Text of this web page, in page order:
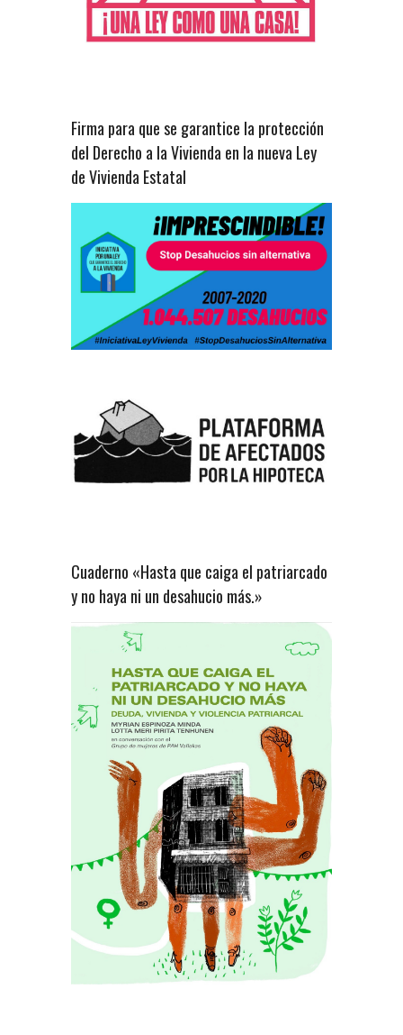
Firma para que se garantice la protección
del Derecho a la Vivienda en la nueva Ley
de Vivienda Estatal
Cuaderno «Hasta que caiga el patriarcado
y no haya ni un desahucio más.»